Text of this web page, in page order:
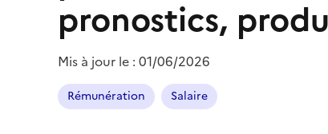
pronostics,
Mis à jour le : 01/06/2026
Rémunération Salaire